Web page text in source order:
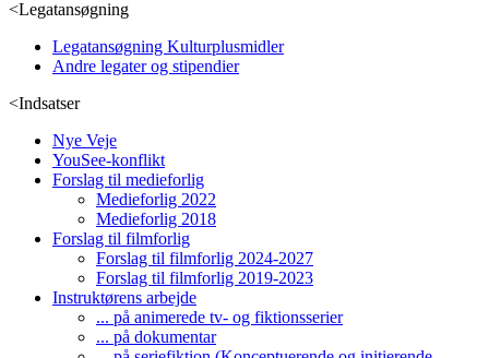
<Legatansøgning
Legatansøgning Kulturplusmidler
Andre legater og stipendier
<Indsatser
Nye Veje
YouSee-konflikt
Forslag til medieforlig
Medieforlig 2022
Medieforlig 2018
Forslag til filmforlig
Forslag til filmforlig 2024-2027
Forslag til filmforlig 2019-2023
Instruktørens arbejde
... på animerede tv- og fiktionsserier
... på dokumentar